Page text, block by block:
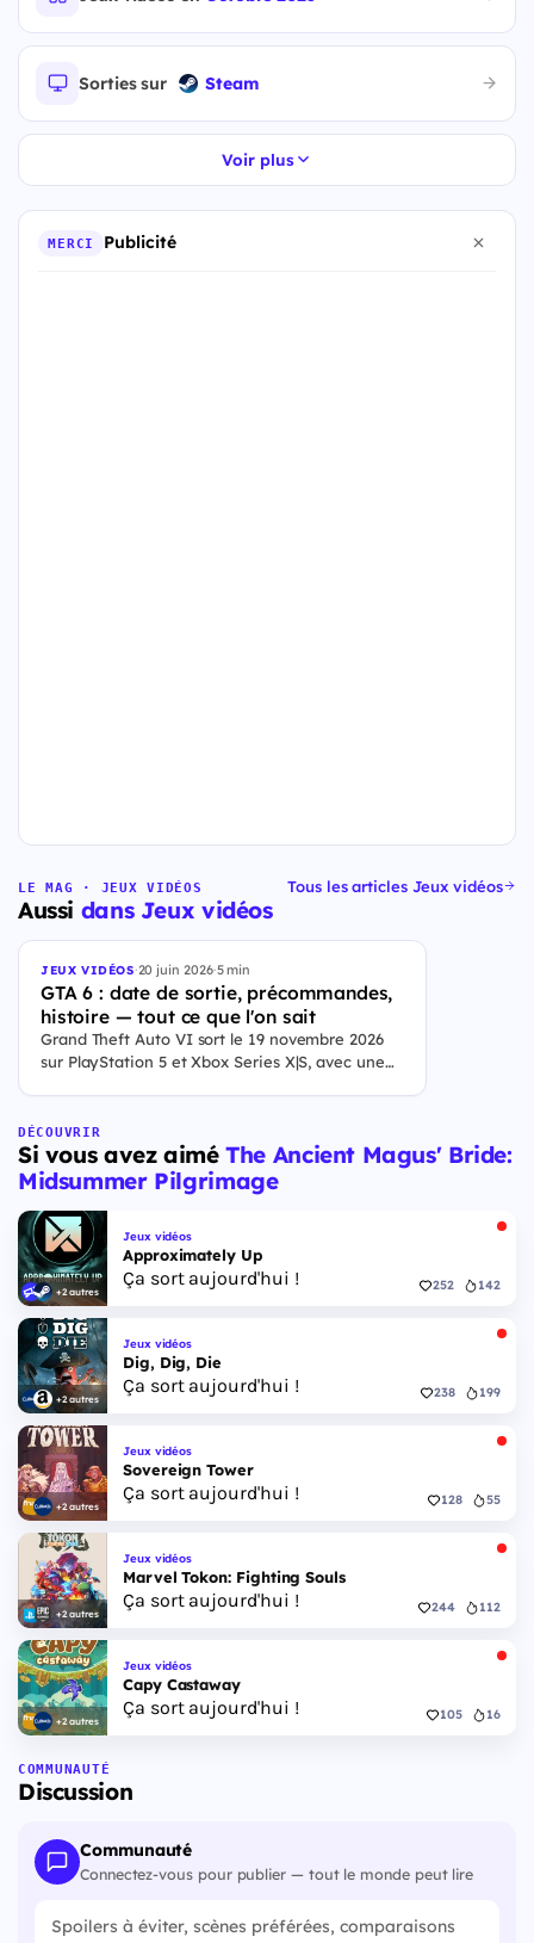
Sorties sur Steam
Voir plus
MERCI Publicité
LE MAG · JEUX VIDÉOS
Aussi dans Jeux vidéos
Tous les articles Jeux vidéos
JEUX VIDÉOS·20 juin 2026·5 min
GTA 6 : date de sortie, précommandes,
histoire — tout ce que l'on sait
Grand Theft Auto VI sort le 19 novembre 2026
sur PlayStation 5 et Xbox Series X|S, avec une
Floride, et sa ville Vice City. Il met en scène
pour la première fois un duo de protagonistes
jouables, Jason et Lucia, cette dernière étant la
première héroïne jouable d'un GTA principal.
DÉCOUVRIR
Si vous avez aiméThe Ancient Magus' Bride:
Midsummer Pilgrimage
+2 autres
Jeux vidéos
Approximately Up
Ça sort aujourd'hui ! 252 142
+2 autres
Jeux vidéos
Dig, Dig, Die
Ça sort aujourd'hui ! 238 199
+2 autres
Jeux vidéos
Sovereign Tower
Ça sort aujourd'hui ! 128 55
+2 autres
Jeux vidéos
Marvel Tokon: Fighting Souls
Ça sort aujourd'hui ! 244 112
+2 autres
Jeux vidéos
Capy Castaway
Ça sort aujourd'hui ! 105 16
COMMUNAUTÉ
Discussion
Communauté
Connectez-vous pour publier — tout le monde peut lire